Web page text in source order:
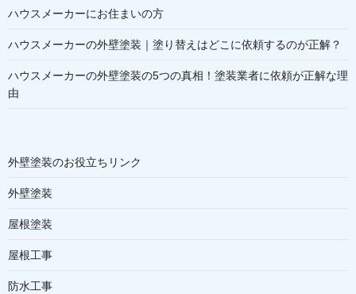
ハウスメーカーにお住まいの方
ハウスメーカーの外壁塗装｜塗り替えはどこに依頼するのが正解？
ハウスメーカーの外壁塗装の5つの真相！塗装業者に依頼が正解な理
由
外壁塗装のお役立ちリンク
外壁塗装
屋根塗装
屋根工事
防水工事